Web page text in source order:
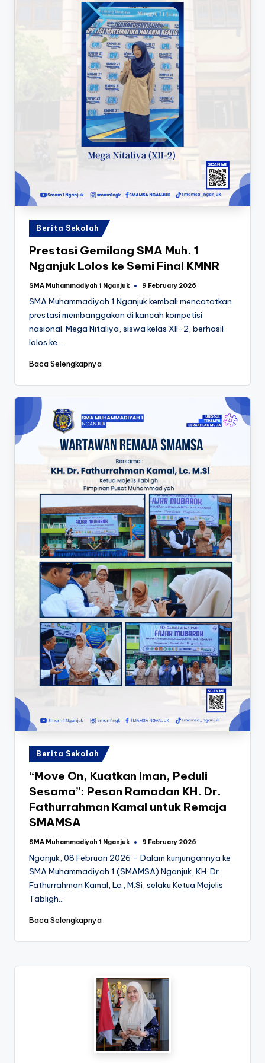
Posted
in
Berita Sekolah
Prestasi Gemilang SMA Muh. 1
Nganjuk Lolos ke Semi Final KMNR
Posted
SMA Muhammadiyah 1 Nganjuk 9 February 2026
SMA Muhammadiyah 1 Nganjuk kembali mencatatkan
prestasi membanggakan di kancah kompetisi
nasional. Mega Nitaliya, siswa kelas XII-2, berhasil
lolos ke…
Baca Selengkapnya
Posted
in
Berita Sekolah
“Move On, Kuatkan Iman, Peduli
Sesama”: Pesan Ramadan KH. Dr.
Fathurrahman Kamal untuk Remaja
SMAMSA
Posted
SMA Muhammadiyah 1 Nganjuk 9 February 2026
Nganjuk, 08 Februari 2026 – Dalam kunjungannya ke
SMA Muhammadiyah 1 (SMAMSA) Nganjuk, KH. Dr.
Fathurrahman Kamal, Lc., M.Si, selaku Ketua Majelis
Tabligh…
Baca Selengkapnya